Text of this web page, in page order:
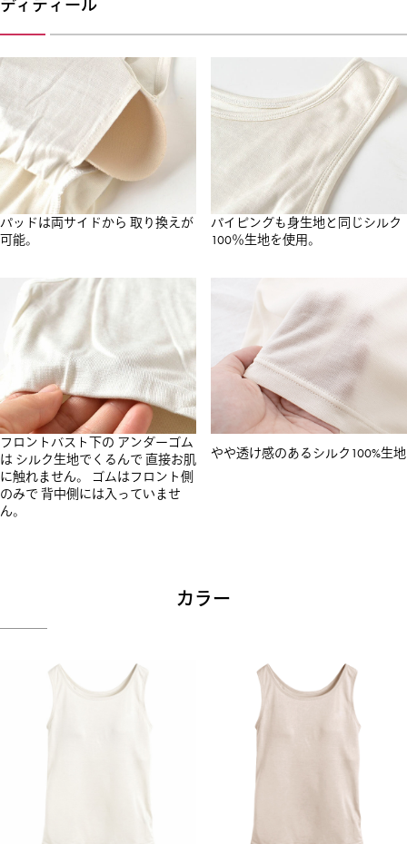
ディティール
パッドは両サイドから 取り換えが
可能。
パイピングも身生地と同じシルク
100％生地を使用。
フロントバスト下の アンダーゴム
は シルク生地でくるんで 直接お肌
に触れません。 ゴムはフロント側
のみで 背中側には入っていませ
ん。
やや透け感のあるシルク100%生地
カラー